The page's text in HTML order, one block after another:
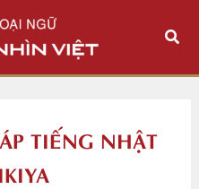
Tìm
TIẾNG NHẬT